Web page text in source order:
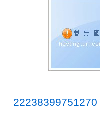
22238399751270